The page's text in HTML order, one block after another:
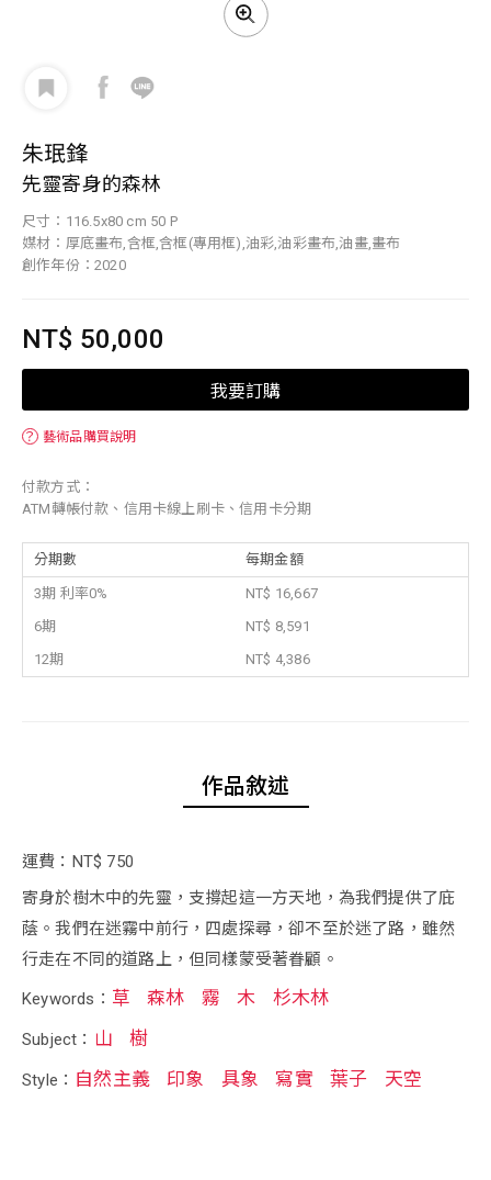
朱珉鋒
先靈寄身的森林
尺寸：116.5x80 cm 50 P
媒材：厚底畫布,含框,含框(專用框),油彩,油彩畫布,油畫,畫布
創作年份：2020
NT$ 50,000
我要訂購
？ 藝術品購買說明
付款方式：
ATM轉帳付款、信用卡線上刷卡、信用卡分期
分期數 每期金額
3期 利率0%
NT$ 16,667
6期
NT$ 8,591
12期
NT$ 4,386
作品敘述
運費：NT$ 750
寄身於樹木中的先靈，支撐起這一方天地，為我們提供了庇
蔭。我們在迷霧中前行，四處探尋，卻不至於迷了路，雖然
行走在不同的道路上，但同樣蒙受著眷顧。
Keywords： 草 森林 霧 木 杉木林
Subject： 山 樹
Style： 自然主義 印象 具象 寫實 葉子 天空